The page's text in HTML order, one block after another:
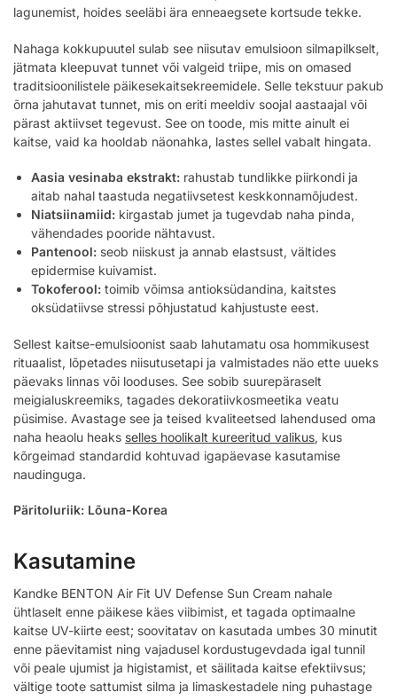
lagunemist, hoides seeläbi ära enneaegsete kortsude tekke.
Nahaga kokkupuutel sulab see niisutav emulsioon silmapilkselt,
jätmata kleepuvat tunnet või valgeid triipe, mis on omased
traditsioonilistele päikesekaitsekreemidele. Selle tekstuur pakub
õrna jahutavat tunnet, mis on eriti meeldiv soojal aastaajal või
pärast aktiivset tegevust. See on toode, mis mitte ainult ei
kaitse, vaid ka hooldab näonahka, lastes sellel vabalt hingata.
Aasia vesinaba ekstrakt: rahustab tundlikke piirkondi ja
aitab nahal taastuda negatiivsetest keskkonnamõjudest.
Niatsiinamiid: kirgastab jumet ja tugevdab naha pinda,
vähendades pooride nähtavust.
Pantenool: seob niiskust ja annab elastsust, vältides
epidermise kuivamist.
Tokoferool: toimib võimsa antioksüdandina, kaitstes
oksüdatiivse stressi põhjustatud kahjustuste eest.
Sellest kaitse-emulsioonist saab lahutamatu osa hommikusest
rituaalist, lõpetades niisutusetapi ja valmistades näo ette uueks
päevaks linnas või looduses. See sobib suurepäraselt
meigialuskreemiks, tagades dekoratiivkosmeetika veatu
püsimise. Avastage see ja teised kvaliteetsed lahendused oma
naha heaolu heaks selles hoolikalt kureeritud valikus, kus
kõrgeimad standardid kohtuvad igapäevase kasutamise
naudinguga.
Päritoluriik: Lõuna-Korea
Kasutamine
Kandke BENTON Air Fit UV Defense Sun Cream nahale
ühtlaselt enne päikese käes viibimist, et tagada optimaalne
kaitse UV-kiirte eest; soovitatav on kasutada umbes 30 minutit
enne päevitamist ning vajadusel kordustugevdada igal tunnil
või peale ujumist ja higistamist, et säilitada kaitse efektiivsus;
vältige toote sattumist silma ja limaskestadele ning puhastage